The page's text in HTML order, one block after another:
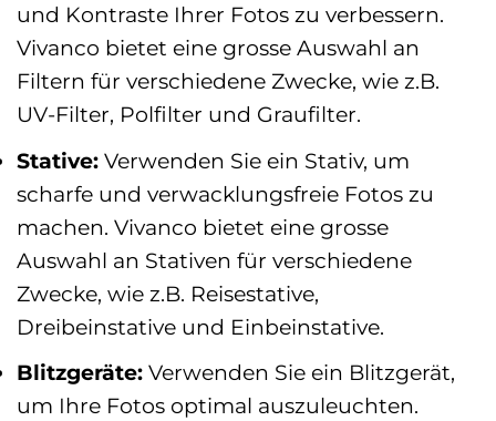
und Kontraste Ihrer Fotos zu verbessern.
Vivanco bietet eine grosse Auswahl an
Filtern für verschiedene Zwecke, wie z.B.
UV-Filter, Polfilter und Graufilter.
Stative: Verwenden Sie ein Stativ, um
scharfe und verwacklungsfreie Fotos zu
machen. Vivanco bietet eine grosse
Auswahl an Stativen für verschiedene
Zwecke, wie z.B. Reisestative,
Dreibeinstative und Einbeinstative.
Blitzgeräte: Verwenden Sie ein Blitzgerät,
um Ihre Fotos optimal auszuleuchten.